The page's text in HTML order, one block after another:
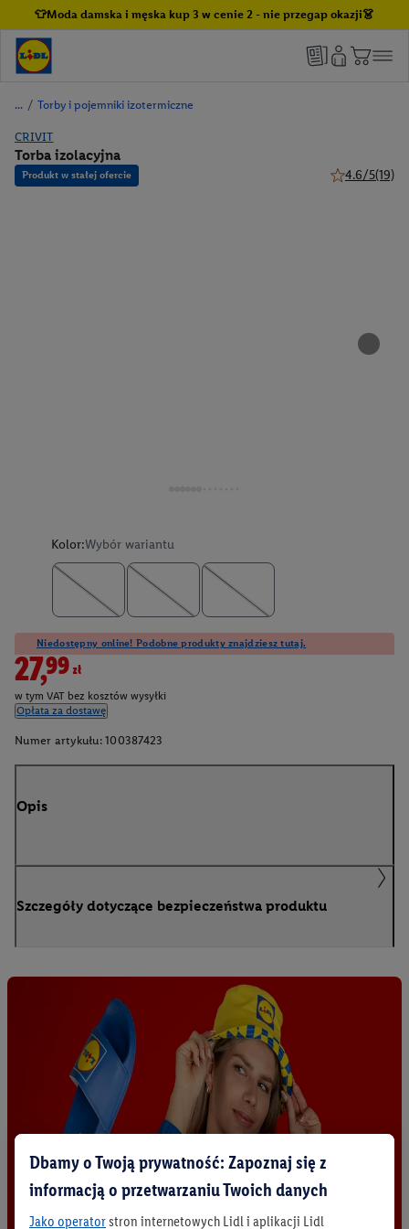
👕Moda damska i męska kup 3 w cenie 2 - nie przegap okazji👗
/ Torby i pojemniki izotermiczne
CRIVIT
Torba izolacyjna
Produkt w stałej ofercie 4.6/5(19)
Kolor:Wybór wariantu
Niedostępny online! Podobne produkty znajdziesz tutaj.
27,99zł
w tym VAT bez kosztów wysyłki
Opłata za dostawę
Numer artykułu: 100387423
Opis
Szczegóły dotyczące bezpieczeństwa produktu
Dbamy o Twoją prywatność: Zapoznaj się z
informacją o przetwarzaniu Twoich danych
Jako operatorstron internetowych Lidl i aplikacji Lidl